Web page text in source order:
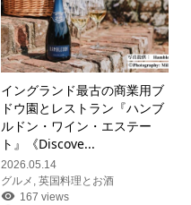
イングランド最古の商業用ブ
ドウ園とレストラン『ハンブ
ルドン・ワイン・エステー
ト』《Discove...
2026.05.14
グルメ ,英国料理とお酒
167 views